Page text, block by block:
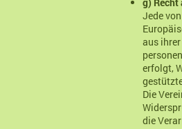
Jede
aus
erfolgt,
Die
die